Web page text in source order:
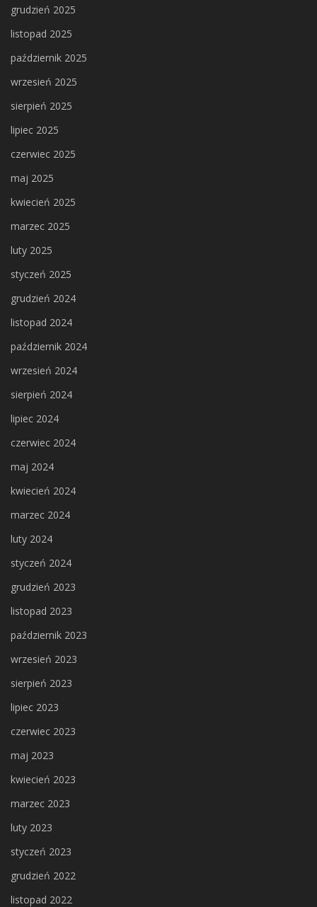
grudzień 2025
listopad 2025
październik 2025
wrzesień 2025
sierpień 2025
lipiec 2025
czerwiec 2025
maj 2025
kwiecień 2025
marzec 2025
luty 2025
styczeń 2025
grudzień 2024
listopad 2024
październik 2024
wrzesień 2024
sierpień 2024
lipiec 2024
czerwiec 2024
maj 2024
kwiecień 2024
marzec 2024
luty 2024
styczeń 2024
grudzień 2023
listopad 2023
październik 2023
wrzesień 2023
sierpień 2023
lipiec 2023
czerwiec 2023
maj 2023
kwiecień 2023
marzec 2023
luty 2023
styczeń 2023
grudzień 2022
listopad 2022